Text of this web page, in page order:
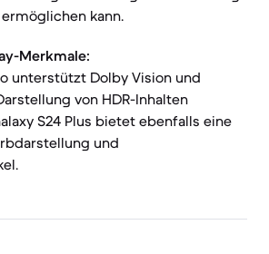
kann.
Merkmale:
unterstützt Dolby Vision und
von HDR-Inhalten
S24 Plus bietet ebenfalls eine
und